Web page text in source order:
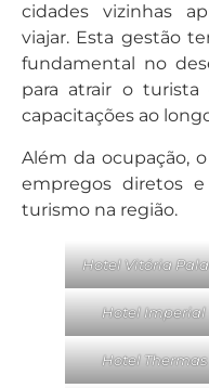
cidades vizinhas
viajar. Esta gestão
fundamental no
para atrair o turista
capacitações ao
Além da ocupação,
empregos diretos
turismo na região.
Hotel Vitória
Hotel Imperial
Hotel Thermas